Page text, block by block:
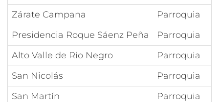
Zárate Campana
Parroquia
Presidencia Roque Sáenz Peña
Parroquia
Alto Valle de Rio Negro
Parroquia
San Nicolás
Parroquia
San Martín
Parroquia